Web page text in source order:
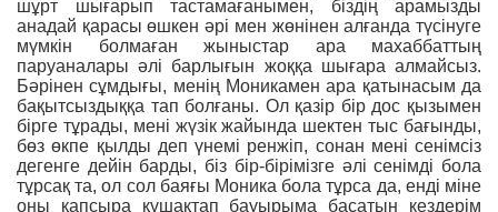
шұрт шығарып тастамағанымен, біздің арамызды
анадай қарасы өшкен əрі мен жөнінен алғанда түсінуге
мүмкін болмаған жыныстар ара махаббаттың
паруаналары əлі барлығын жоққа шығара алмайсыз.
Бəрінен сұмдығы, менің Моникамен ара қатынасым да
бақытсыздыққа тап болғаны. Ол қазір бір дос қызымен
бірге тұрады, мені жүзік жайында шектен тыс бағынды,
бөз өкпе қылды деп үнемі ренжіп, сонан мені сенімсіз
дегенге дейін барды, біз бір-бірімізге əлі сенімді бола
тұрсақ та, ол сол баяғы Моника бола тұрса да, енді міне
оны қапсыра құшақтап бауырыма басатын кездерім